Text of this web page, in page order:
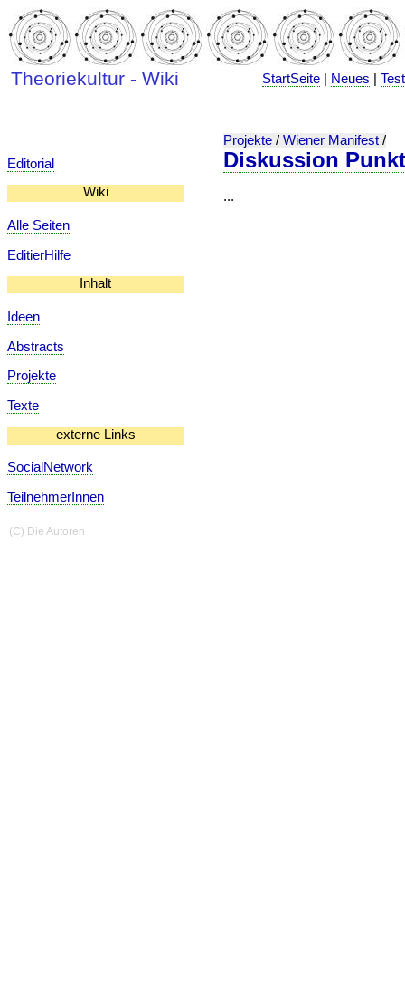
Theoriekultur - Wiki StartSeite Neues |
Editorial
Wiki
Alle Seiten
EditierHilfe
Inhalt
Ideen
Abstracts
Projekte
Texte
externe Links
SocialNetwork
TeilnehmerInnen
Projekte / Wiener Manifest /
Diskussion
...
(C) Die Autoren